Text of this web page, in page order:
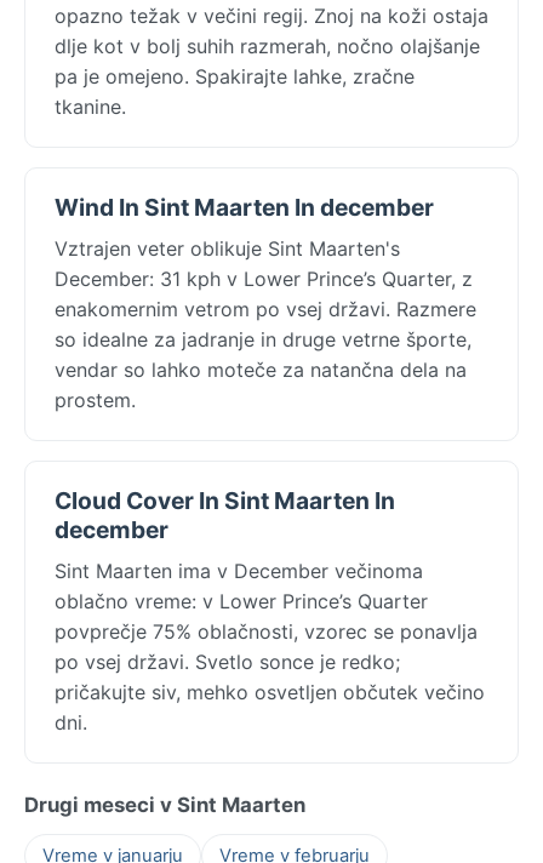
opazno težak v večini regij. Znoj na koži ostaja
dlje kot v bolj suhih razmerah, nočno olajšanje
pa je omejeno. Spakirajte lahke, zračne
tkanine.
Wind In Sint Maarten In december
Vztrajen veter oblikuje Sint Maarten's
December: 31 kph v Lower Prince’s Quarter, z
enakomernim vetrom po vsej državi. Razmere
so idealne za jadranje in druge vetrne športe,
vendar so lahko moteče za natančna dela na
prostem.
Cloud Cover In Sint Maarten In
december
Sint Maarten ima v December večinoma
oblačno vreme: v Lower Prince’s Quarter
povprečje 75% oblačnosti, vzorec se ponavlja
po vsej državi. Svetlo sonce je redko;
pričakujte siv, mehko osvetljen občutek večino
dni.
Drugi meseci v Sint Maarten
Vreme v januarju Vreme v februarju